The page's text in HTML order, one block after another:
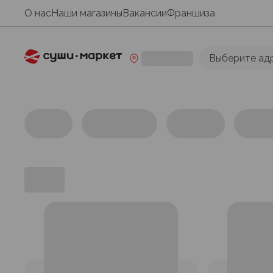
О насНаши магазиныВакансииФраншиза
Выберите